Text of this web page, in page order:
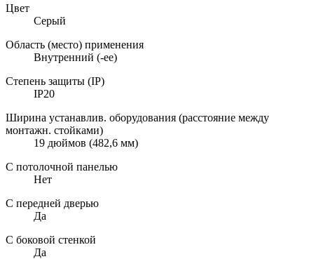
Цвет
Серый
Область (место) применения
Внутренний (-ее)
Степень защиты (IP)
IP20
Ширина устанавлив. оборудования (расстояние между
монтажн. стойками)
19 дюймов (482,6 мм)
С потолочной панелью
Нет
С передней дверью
Да
С боковой стенкой
Да